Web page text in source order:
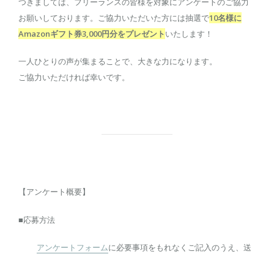
お願いしております。ご協力いただいた方には抽選で10名様に
Amazonギフト券3,000円分をプレゼントいたします！
一人ひとりの声が集まることで、大きな力になります。
ご協力いただければ幸いです。
【アンケート概要】
■応募方法
アンケートフォームに必要事項をもれなくご記入のうえ、 送